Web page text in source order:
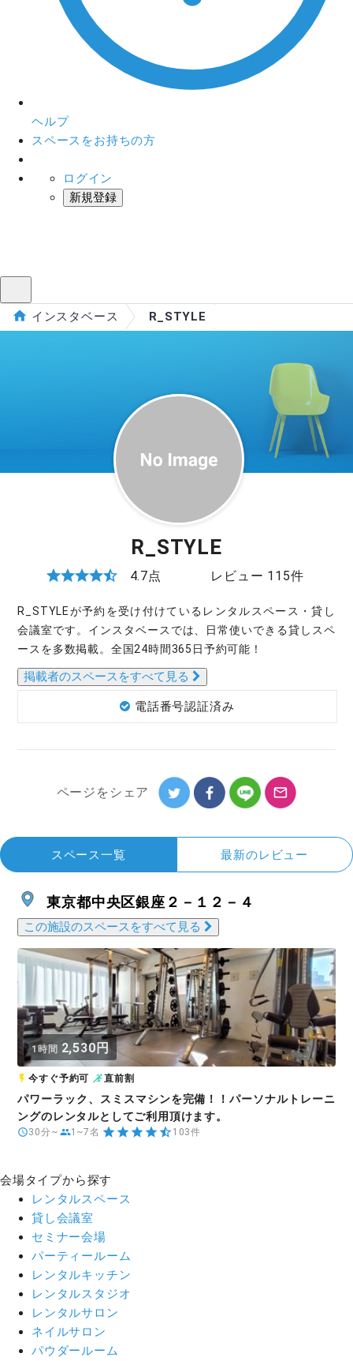
ヘルプ
スペースをお持ちの方
ログイン
新規登録
インスタベース R_STYLE
R_STYLE
4.7点 レビュー 115件
R_STYLEが予約を受け付けているレンタルスペース・貸し
会議室です。インスタベースでは、日常使いできる貸しスペ
ースを多数掲載。全国24時間365日予約可能！
掲載者のスペースをすべて見る
電話番号認証済み
ページを シェア
スペース一覧 最新のレビュー
東京都中央区銀座２－１２－４
この施設のスペースをすべて見る
1時間 2,530円
今すぐ予約可 直前割
パワーラック、スミスマシンを完備！！パーソナルトレーニ
ングのレンタルとしてご利用頂けます。
30分~ 1~7名 103件
会場タイプから探す
レンタルスペース
貸し会議室
セミナー会場
パーティールーム
レンタルキッチン
レンタルスタジオ
レンタルサロン
ネイルサロン
パウダールーム